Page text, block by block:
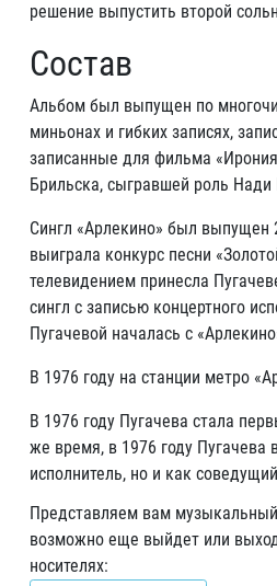
решение выпустить второй
Состав
Альбом был выпущен по
миньонах и гибких записях,
записанные для фильма
Брильска, сыгравшей роль
Сингл «Арлекино» был выпущен
выиграла конкурс песни
телевидением принесла
сингл с записью концертного
Пугачевой началась с
В 1976 году на станции метро
В 1976 году Пугачева стала
же время, в 1976 году Пугачева
исполнитель, но и как
Представляем вам
возможно еще выйдет или
носителях: